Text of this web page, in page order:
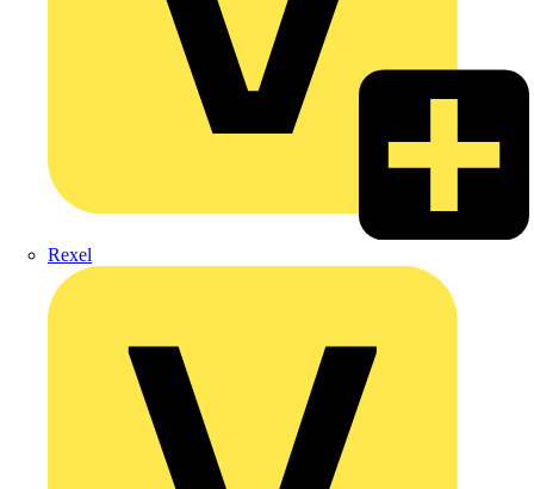
Rexel